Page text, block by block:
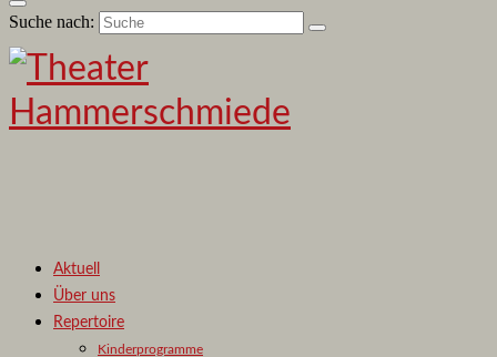
Suche nach:
Aktuell
Über uns
Repertoire
Kinderprogramme